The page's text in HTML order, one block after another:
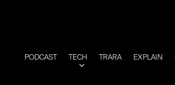
PODCAST TECH TRARA EXPLAIN